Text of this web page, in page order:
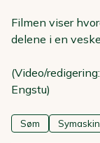
Filmen viser
delene i en
(Video/
Engstu)
Søm Symaskin